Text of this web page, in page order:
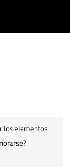
los elementos